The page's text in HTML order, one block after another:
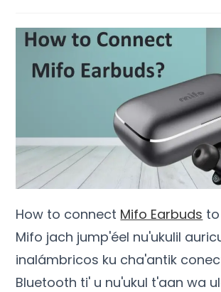
How to connect Mifo Earbuds
Mifo jach jump'éel nu'ukulil
inalámbricos ku cha'antik
Bluetooth ti' u nu'ukul t'aan wa